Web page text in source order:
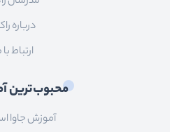
درباره
ارتباط با
محبوب‌ترین
آموزش جاوا